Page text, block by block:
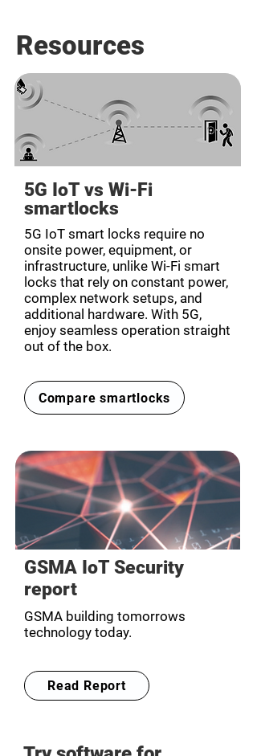
Resources
5G IoT vs Wi-Fi
smartlocks
5G IoT smart locks require no
onsite power, equipment, or
infrastructure, unlike Wi-Fi smart
locks that rely on constant power,
complex network setups, and
additional hardware. With 5G,
enjoy seamless operation straight
out of the box.
Compare smartlocks
GSMA IoT Security
report
GSMA building tomorrows
technology today.
Read Report